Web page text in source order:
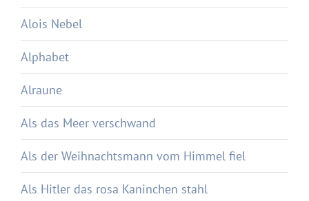
Alois Nebel
Alphabet
Alraune
Als das Meer verschwand
Als der Weihnachtsmann vom Himmel fiel
Als Hitler das rosa Kaninchen stahl